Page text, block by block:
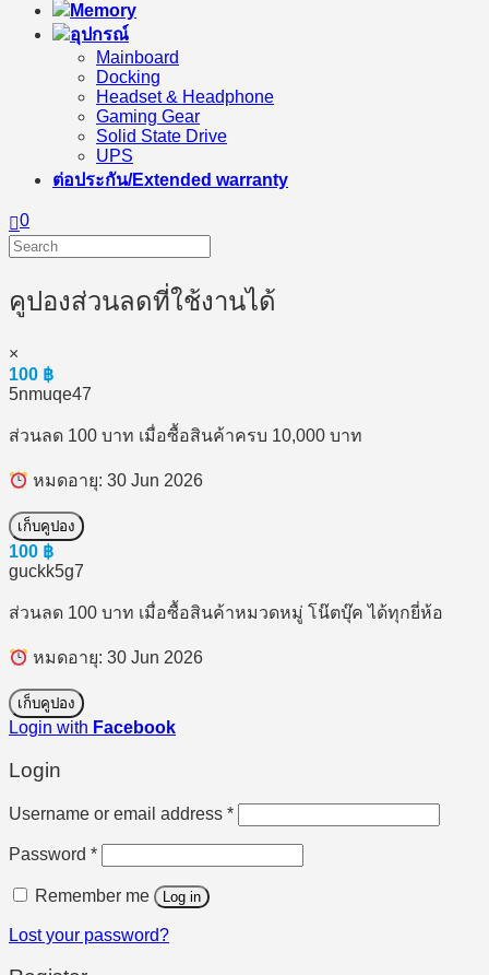
Memory
อุปกรณ์
Mainboard
Docking
Headset & Headphone
Gaming Gear
Solid State Drive
UPS
ต่อประกัน/Extended warranty
0
คูปองส่วนลดที่ใช้งานได้
×
100 ฿
5nmuqe47
ส่วนลด 100 บาท เมื่อซื้อสินค้าครบ 10,000 บาท
หมดอายุ: 30 Jun 2026
เก็บคูปอง
100 ฿
guckk5g7
ส่วนลด 100 บาท เมื่อซื้อสินค้าหมวดหมู่ โน๊ตบุ๊ค ได้ทุกยี่ห้อ
หมดอายุ: 30 Jun 2026
เก็บคูปอง
Login with Facebook
Login
Username or email address *Required
Password *Required
Remember me Log in
Lost your password?